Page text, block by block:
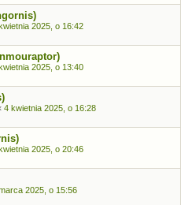
2025, o 16:42
2025, o 13:40
4 kwietnia 2025, o 16:28
2025, o 20:46
2025, o 15:56